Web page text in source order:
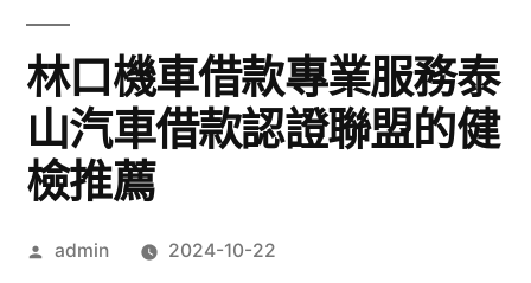
林口機車借款專業服務泰
山汽車借款認證聯盟的健
檢推薦
作
admin 2024-10-22